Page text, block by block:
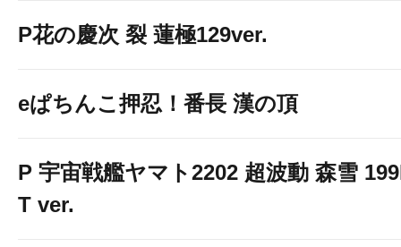
P花の慶次 裂 蓮極129ver.
eぱちんこ押忍！番長 漢の頂
P 宇宙戦艦ヤマト2202 超波動 森雪
T ver.